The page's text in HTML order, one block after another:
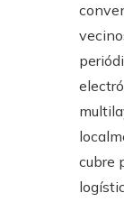
cubre